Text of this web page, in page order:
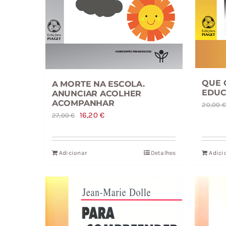
A MORTE NA ESCOLA.
ANUNCIAR ACOLHER
ACOMPANHAR
27,00€
O
original
era:
16,20€O
atual
Adicionar Detalhes
QUE
20,00€